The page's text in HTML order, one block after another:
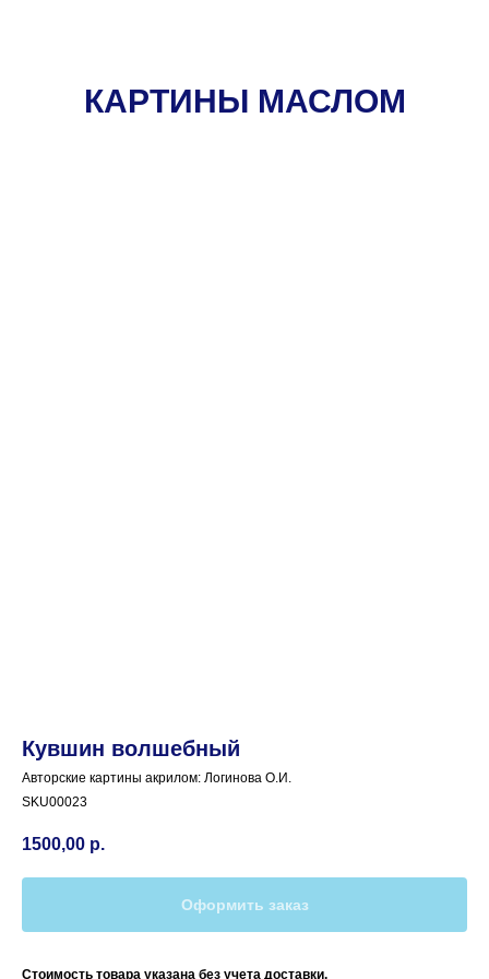
КАРТИНЫ МАСЛОМ
Кувшин волшебный
Авторские картины акрилом: Логинова О.И.
SKU00023
1500,00 р.
Оформить заказ
Стоимость товара указана без учета доставки.